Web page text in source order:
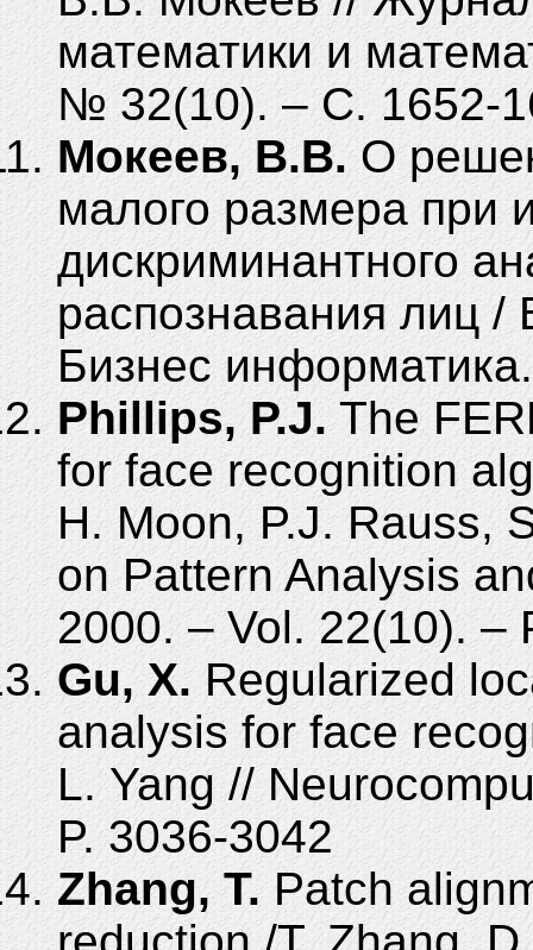
математики и
№ 32(10). – C. 1652-
Мокеев, В.В.О
малого размера при
дискриминантного
распознавания лиц
Бизнес
Phillips, P.J.The
for face recognition
H. Moon, P.J. Rauss,
on Pattern Analysis
2000. – Vol. 22(10). –
Gu, X. Regularized
analysis for face
L. Yang //
P. 3036-3042
Zhang, T. Patch